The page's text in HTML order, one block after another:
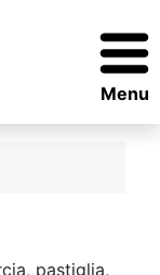
Menu
pastiglia,